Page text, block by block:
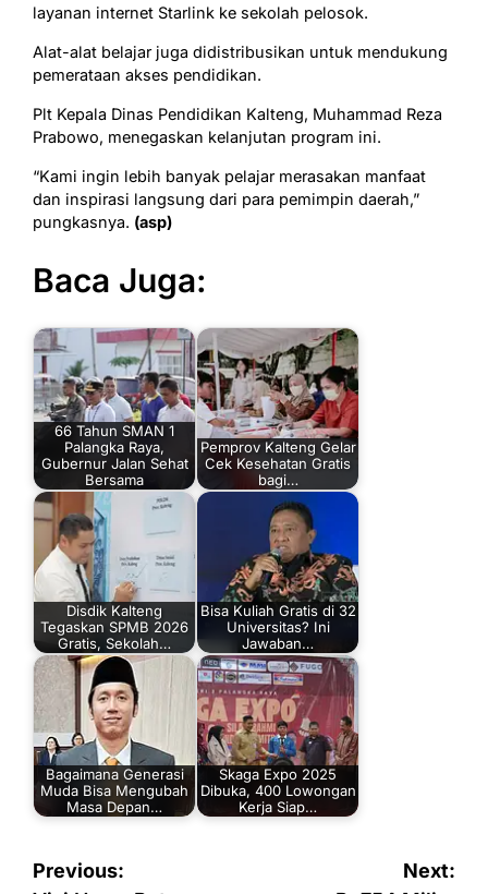
layanan internet Starlink ke sekolah pelosok.
Alat-alat belajar juga didistribusikan untuk mendukung
pemerataan akses pendidikan.
Plt Kepala Dinas Pendidikan Kalteng, Muhammad Reza
Prabowo, menegaskan kelanjutan program ini.
“Kami ingin lebih banyak pelajar merasakan manfaat
dan inspirasi langsung dari para pemimpin daerah,”
pungkasnya. (asp)
Baca Juga:
66 Tahun SMAN 1
Palangka Raya,
Gubernur Jalan Sehat
Bersama
Pemprov Kalteng Gelar
Cek Kesehatan Gratis
bagi…
Disdik Kalteng
Tegaskan SPMB 2026
Gratis, Sekolah…
Bisa Kuliah Gratis di 32
Universitas? Ini
Jawaban…
Bagaimana Generasi
Muda Bisa Mengubah
Masa Depan…
Skaga Expo 2025
Dibuka, 400 Lowongan
Kerja Siap…
Navigasi
Previous:
Next: